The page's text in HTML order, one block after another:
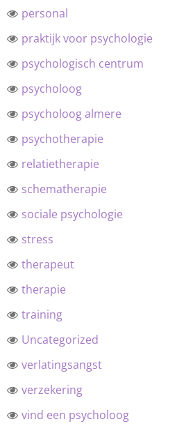
personal
praktijk voor psychologie
psychologisch centrum
psycholoog
psycholoog almere
psychotherapie
relatietherapie
schematherapie
sociale psychologie
stress
therapeut
therapie
training
Uncategorized
verlatingsangst
verzekering
vind een psycholoog